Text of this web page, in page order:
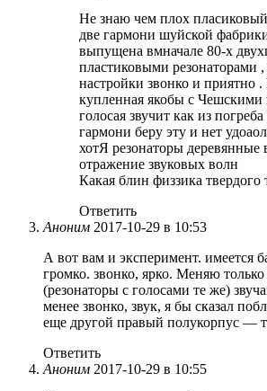
Не знаю чем плох
две гармони шуйской
выпущена вмначале 80-х
пластиковыми резонаторами ,
настройки звонко и приятно
купленная якобы с Чешскими
голосая звучит как из
гармони беру эту и нет
хотЯ резонаторы деревянные
отражение звуковых волн
Какая блин физзика твердого
Ответить
Аноним 2017-10-29 в 10:53
А вот вам и эксперимент. имеется
громко. звонко, ярко. Меняю
(резонаторы с голосами те же)
менее звонко, звук, я бы сказал
еще другой правый полукорпус —
Ответить
Аноним 2017-10-29 в 10:55